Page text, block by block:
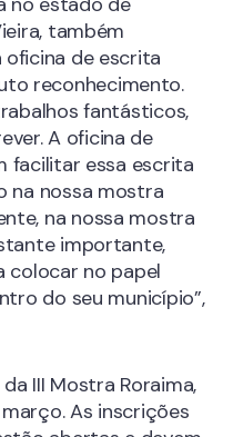
também
de escrita
reconhecimento.
fantásticos,
A oficina de
facilitar essa escrita
na nossa mostra
na nossa mostra
importante,
colocar no papel
do seu município”,
III Mostra Roraima,
As inscrições